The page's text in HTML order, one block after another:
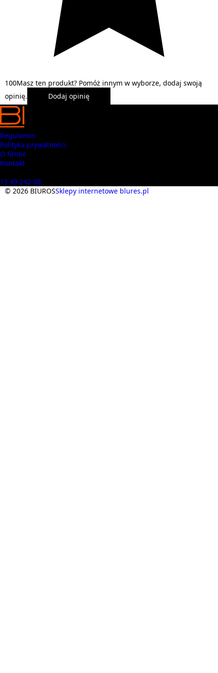
100Masz ten produkt? Pomóż innym w wyborze, dodaj swoją
opinię.
Dodaj opinię
Regulamin
Polityka prywatności
O firmie
Kontakt
13 49 242 08
© 2026 BIUROSSklepy internetowe blures.pl